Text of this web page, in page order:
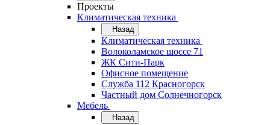
Проекты
Климатическая техника
Назад
Климатическая техника
Волоколамское шоссе 71
ЖК Сити-Парк
Офисное помещение
Служба 112 Красногорск
Частный дом Солнечногорск
Мебель
Назад